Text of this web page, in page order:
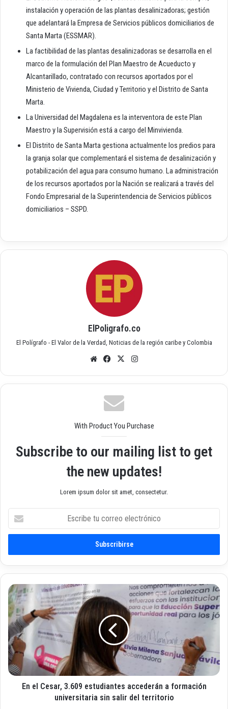
instalación y operación de las plantas desalinizadoras; gestión
que adelantará la Empresa de Servicios públicos domiciliarios de
Santa Marta (ESSMAR).
La factibilidad de las plantas desalinizadoras se desarrolla en el
marco de la formulación del Plan Maestro de Acueducto y
Alcantarillado, contratado con recursos aportados por el
Ministerio de Vivienda, Ciudad y Territorio y el Distrito de Santa
Marta.
La Universidad del Magdalena es la interventora de este Plan
Maestro y la Supervisión está a cargo del Minvivienda. ​
El Distrito de Santa Marta gestiona actualmente los predios para
la granja solar que complementará el sistema de desalinización y
potabilización del agua para consumo humano. La administración
de los recursos aportados por la Nación se realizará a través del
Fondo Empresarial de la Superintendencia de Servicios públicos
domiciliarios – SSPD.
ElPoligrafo.co
El Polígrafo - El Valor de la Verdad, Noticias de la región caribe y Colombia
Siti
we
b
Fac
ok
X
am
With Product You Purchase
Subscribe to our mailing list to get
the new updates!
Lorem ipsum dolor sit amet, consectetur.
c
i
b
t
u
c
o
r
r
e
o
e
E
n
e
C
e
s
a
r
En el Cesar, 3.609 estudiantes accederán a formación
universitaria sin salir del territorio